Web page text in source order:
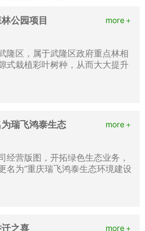
公园项目 more＋
隆区，属于武隆区政府重点林相
式栽植彩叶树种，从而大大提升
瑞飞鸿泰生态 more＋
经营版图，开拓绿色生态业务，
名为“重庆瑞飞鸿泰生态环境建设
之喜 more＋